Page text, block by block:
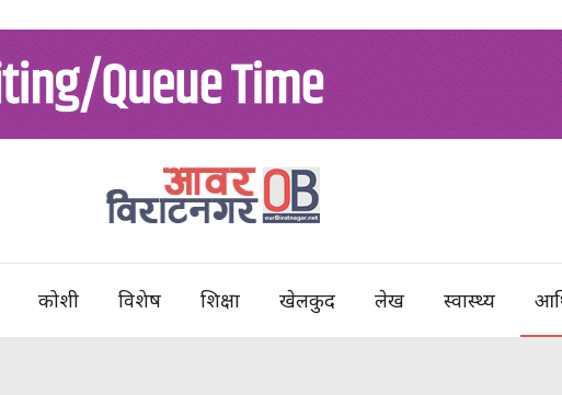
कोशी विशेष शिक्षा खेलकुद लेख स्वास्थ्य